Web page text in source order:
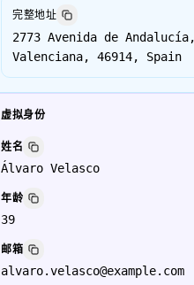
完整地址
2773 Avenida de
Valenciana, 46914, Spain
虚拟身份
姓名
Álvaro Velasco
年龄
39
邮箱
alvaro.velasco@example.com